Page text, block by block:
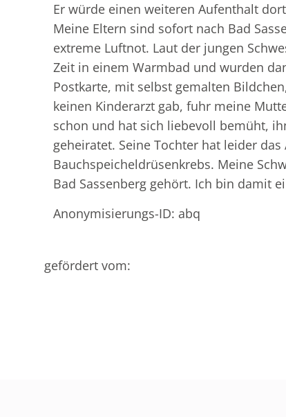
Er würde einen weiteren Aufenthalt
Meine Eltern sind sofort nach Bad
extreme Luftnot. Laut der jungen
Zeit in einem Warmbad und wurden
Postkarte, mit selbst gemalten
keinen Kinderarzt gab, fuhr meine
schon und hat sich liebevoll bemüht,
geheiratet. Seine Tochter hat leider
Bauchspeicheldrüsenkrebs. Meine
Bad Sassenberg gehört. Ich bin damit
Anonymisierungs-ID: abq
gefördert vom: